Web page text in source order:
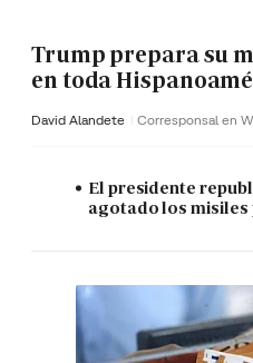
Trump prepara su
en toda
David Alandete Corresponsal en
El presidente
agotado los misiles